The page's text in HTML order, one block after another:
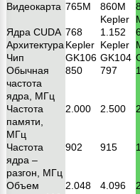
Видеокарта 765M
860M
Kepler
Ядра CUDA 768 1.152
АрхитектураKepler Kepler
Чип
GK106 GK104
Обычная
частота
ядра, МГц
850 797
Частота
памяти,
МГц
2.000 2.500
Частота
ядра –
разгон, МГц
902 915
Объем
2.048 4.096